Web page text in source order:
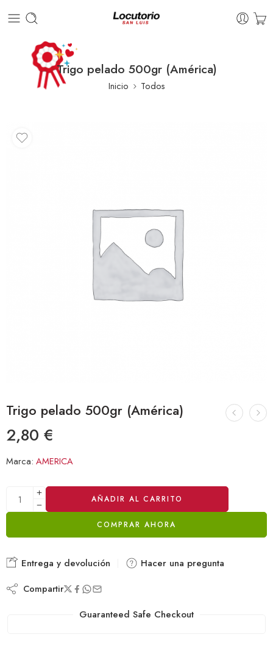
Trigo pelado 500gr (América)
Inicio Todos
Trigo pelado 500gr (América)
2,80 €
Marca: AMERICA
AÑADIR AL CARRITO
COMPRAR AHORA
Alternative:
Entrega y devolución Hacer una pregunta
Compartir
Guaranteed Safe Checkout